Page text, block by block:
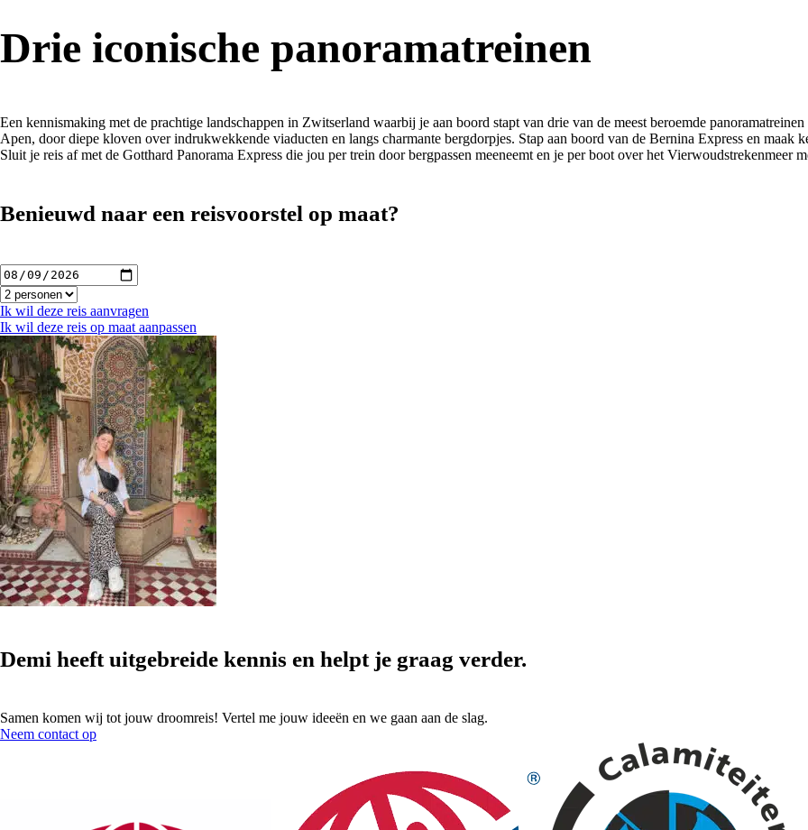
Drie iconische panoramatreinen
Een kennismaking met de prachtige landschappen in Zwitserland waarbij je aan boord stapt van drie van de meest beroemde
Apen, door diepe kloven over indrukwekkende viaducten en langs charmante bergdorpjes. Stap aan boord van de Bernina Express en maak
Sluit je reis af met de Gotthard Panorama Express die jou per trein door bergpassen meeneemt en je per boot over het Vierwoudstrekenmeer
Benieuwd naar een reisvoorstel op maat?
Ik wil deze reis aanvragen
Ik wil deze reis op maat aanpassen
Demi heeft uitgebreide kennis en helpt je graag verder.
Samen komen wij tot jouw droomreis! Vertel me jouw ideeën en we gaan aan de slag.
Neem contact op